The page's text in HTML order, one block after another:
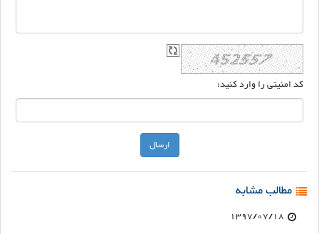
کد امنیتی را وارد کنید:
مطالب مشابه
1397/07/18